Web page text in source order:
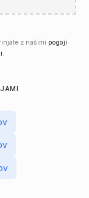
z našimi pogoji
.